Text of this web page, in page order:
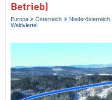
Betrieb)
Europa Österreich Niederösterreich
Waldviertel